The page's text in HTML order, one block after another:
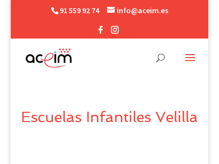
91 559 92 74 info@aceim.es
Escuelas Infantiles Velilla